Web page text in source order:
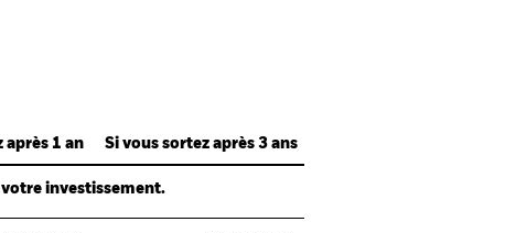
après 1 an Si vous sortez après 3 ans
votre investissement.